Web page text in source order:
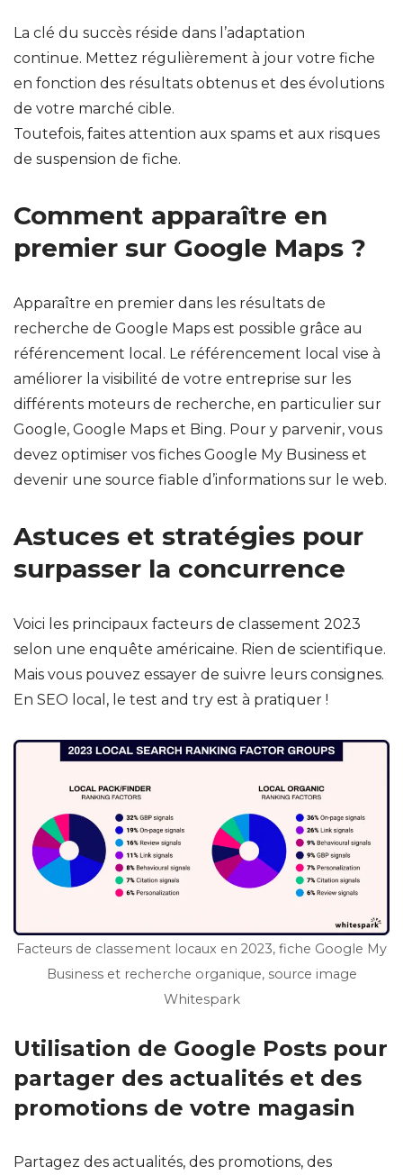
La clé du succès réside dans l’adaptation
continue. Mettez régulièrement à jour votre fiche
en fonction des résultats obtenus et des évolutions
de votre marché cible.
Toutefois, faites attention aux spams et aux risques
de suspension de fiche.
Comment apparaître en
premier sur Google Maps ?
Apparaître en premier dans les résultats de
recherche de Google Maps est possible grâce au
référencement local. Le référencement local vise à
améliorer la visibilité de votre entreprise sur les
différents moteurs de recherche, en particulier sur
Google, Google Maps et Bing. Pour y parvenir, vous
devez optimiser vos fiches Google My Business et
devenir une source fiable d’informations sur le web.
Astuces et stratégies pour
surpasser la concurrence
Voici les principaux facteurs de classement 2023
selon une enquête américaine. Rien de scientifique.
Mais vous pouvez essayer de suivre leurs consignes.
En SEO local, le test and try est à pratiquer !
Facteurs de classement locaux en 2023, fiche Google My
Business et recherche organique, source image
Whitespark
Utilisation de Google Posts pour
partager des actualités et des
promotions de votre magasin
Partagez des actualités, des promotions, des